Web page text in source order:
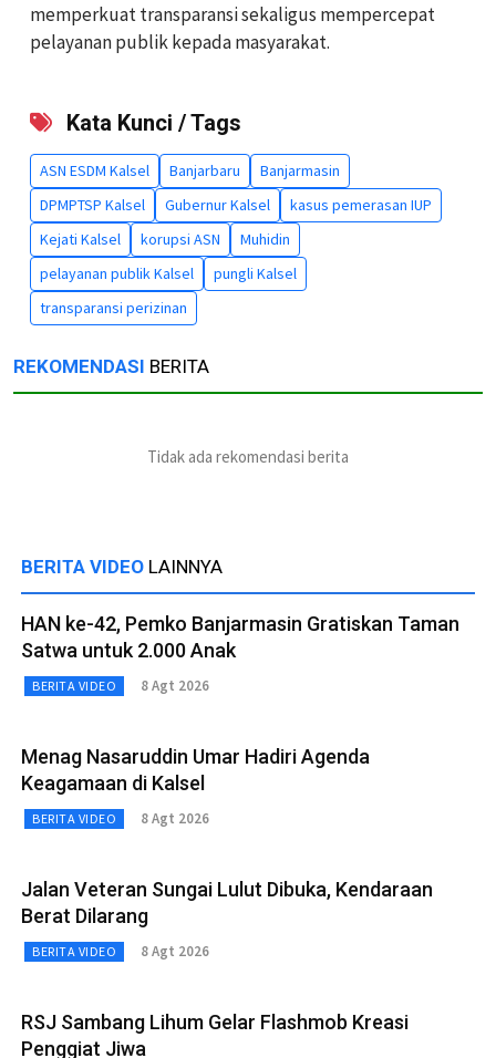
memperkuat transparansi sekaligus mempercepat
pelayanan publik kepada masyarakat.
Kata Kunci / Tags
ASN ESDM Kalsel Banjarbaru
Banjarmasin
DPMPTSP Kalsel
Gubernur Kalsel
kasus pemerasan IUP
Kejati Kalsel
korupsi ASN
Muhidin
pelayanan publik Kalsel
pungli Kalsel
transparansi perizinan
REKOMENDASI BERITA
Tidak ada rekomendasi berita
BERITA VIDEO LAINNYA
HAN ke-42, Pemko Banjarmasin Gratiskan Taman
Satwa untuk 2.000 Anak
BERITA VIDEO 8 Agt 2026
Menag Nasaruddin Umar Hadiri Agenda
Keagamaan di Kalsel
BERITA VIDEO 8 Agt 2026
Jalan Veteran Sungai Lulut Dibuka, Kendaraan
Berat Dilarang
BERITA VIDEO 8 Agt 2026
RSJ Sambang Lihum Gelar Flashmob Kreasi
Penggiat Jiwa